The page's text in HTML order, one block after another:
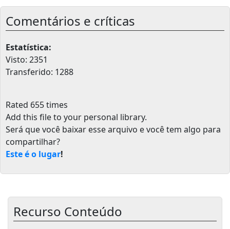
Comentários e críticas
Estatística:
Visto: 2351
Transferido: 1288
Rated 655 times
Add this file to your personal library.
Será que você baixar esse arquivo e você tem algo para
compartilhar?
Este é o lugar!
Recurso Conteúdo